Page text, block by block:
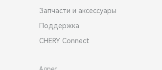
Запчасти и аксессуары
Поддержка
CHERY Connect